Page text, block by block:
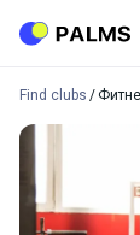
Find clubs